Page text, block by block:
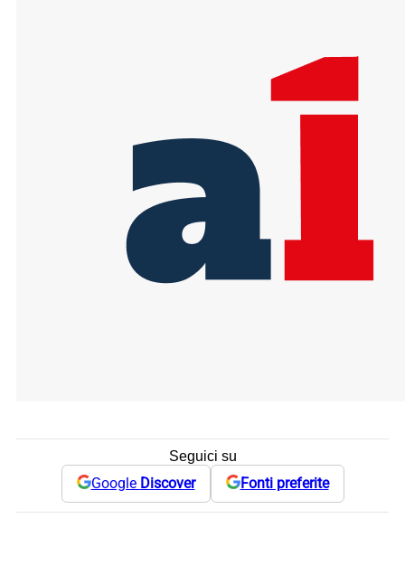
Seguici su
Google Discover Fonti preferite